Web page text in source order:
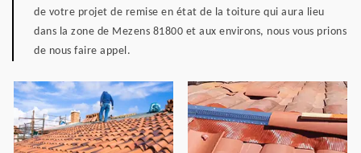
de votre projet de remise en état de la toiture qui aura lieu
dans la zone de Mezens 81800 et aux environs, nous vous prions
de nous faire appel.